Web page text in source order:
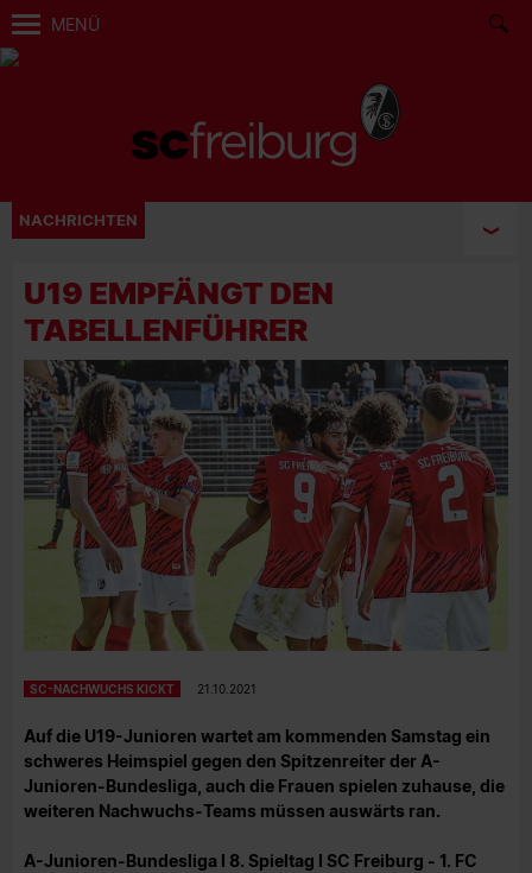
MENÜ
NACHRICHTEN
U19 EMPFÄNGT DEN
TABELLENFÜHRER
SC-NACHWUCHS KICKT 21.10.2021
Auf die U19-Junioren wartet am kommenden Samstag ein
schweres Heimspiel gegen den Spitzenreiter der A-
Junioren-Bundesliga, auch die Frauen spielen zuhause, die
weiteren Nachwuchs-Teams müssen auswärts ran.
A-Junioren-Bundesliga I 8. Spieltag I SC Freiburg - 1. FC